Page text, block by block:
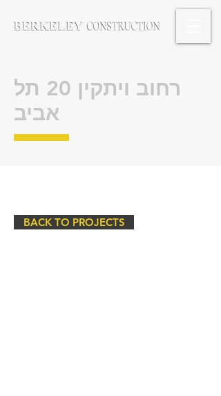
רחוב ויתקין 20 תל
אביב
BACK TO PROJECTS